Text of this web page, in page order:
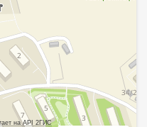
на API 2ГИС